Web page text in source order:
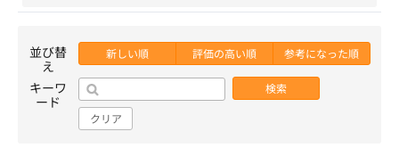
並び替
え
新しい順 評価の高い順 参考になった順
キーワ
ード
検索
クリア